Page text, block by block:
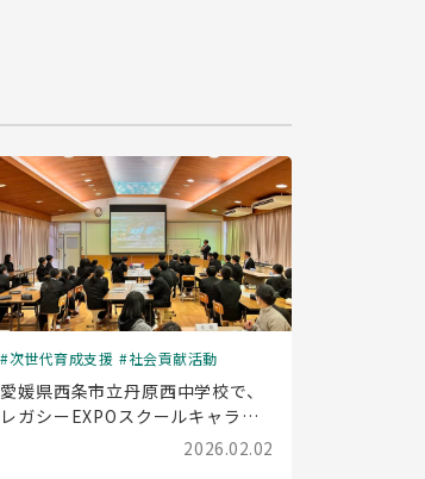
次世代育成支援 社会貢献活動
愛媛県西条市立丹原西中学校で、
レガシーEXPOスクールキャラバ
ン(出前授業)を実施しました2026.02.02